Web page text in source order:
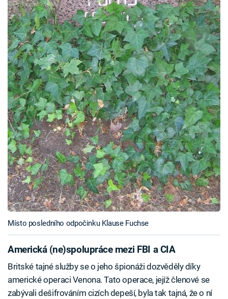
Místo posledního odpočinku Klause Fuchse
Americká (ne)spolupráce mezi FBI a CIA
Britské tajné služby se o jeho špionáži dozvěděly díky
americké operaci Venona. Tato operace, jejíž členové se
zabývali dešifrováním cizích depeší, byla tak tajná, že o ní